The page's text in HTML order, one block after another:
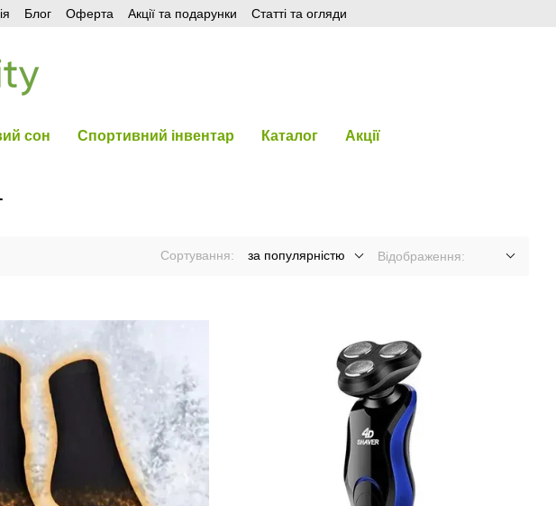
Блог Оферта Акції та подарунки Статті та огляди
сон Спортивний інвентар Каталог Акції
Сортування: за популярністю Відображення: